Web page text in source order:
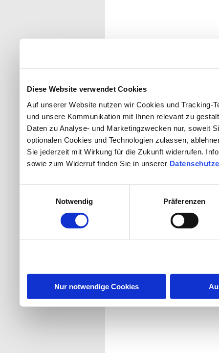
Diese Website verwendet Cookies
Auf unserer Website nutzen wir Cookies und Tracking-
und unsere Kommunikation mit Ihnen relevant zu
Daten zu Analyse- und Marketingzwecken nur, soweit
optionalen Cookies und Technologien zulassen,
Sie jederzeit mit Wirkung für die Zukunft widerrufen.
sowie zum Widerruf finden Sie in unserer
Notwendig
Präferenzen
Nur notwendige Cookies